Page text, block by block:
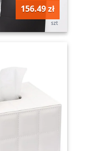
156.49 zł
szt